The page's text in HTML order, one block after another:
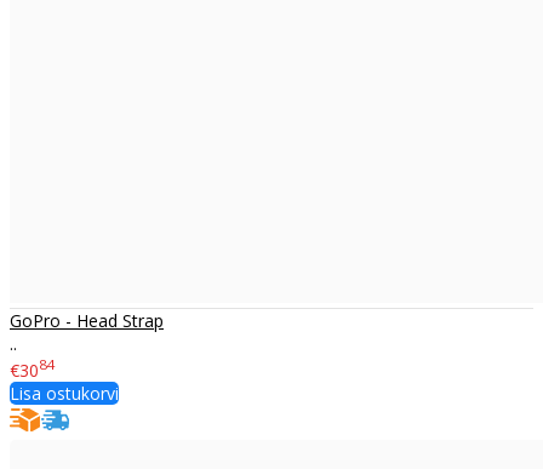
GoPro - Head Strap
..
€3084
Lisa ostukorvi